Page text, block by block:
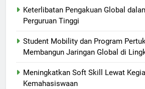
Keterlibatan Pengakuan Global
Perguruan Tinggi
Student Mobility dan Program
Membangun Jaringan Global di
Meningkatkan Soft Skill Lewat
Kemahasiswaan